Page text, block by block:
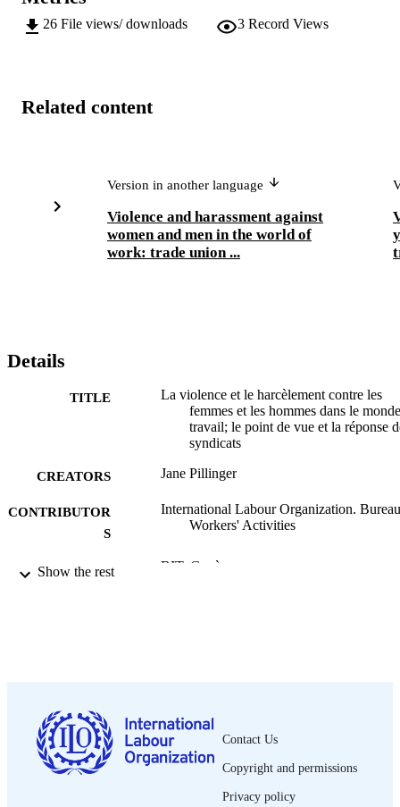
26 File views/ downloads 3 Record Views
Related content
Version in another language
Violence and harassment against
women and men in the world of
work: trade union ...
Details
TITLE
La violence et le harcèlement contre les
femmes et les hommes dans le
travail; le point de vue et la réponse
syndicats
CREATORS Jane Pillinger
CONTRIBUTOR
S
International Labour Organization.
Workers' Activities
PUBLISHER BIT; Genève
PAGES
LANGUAGE French
Show the rest
Contact Us
Copyright and permissions
Privacy policy